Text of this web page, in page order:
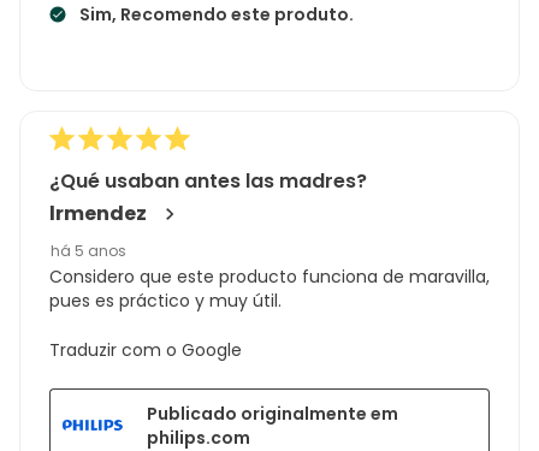
Sim, Recomendo este produto.
¿Qué usaban antes las madres?
lrmendez
há 5 anos
Considero que este producto funciona de maravilla,
pues es práctico y muy útil.
Traduzir com o Google
Publicado originalmente em
philips.com